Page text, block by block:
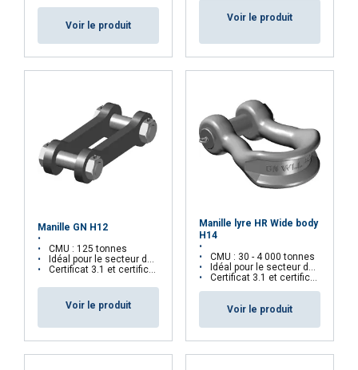
Voir le produit
Voir le produit
Manille GN H12
CMU : 125 tonnes
Idéal pour le secteur de l'Offshore
Certificat 3.1 et certificat d'essai uniquement sur demande
Voir le produit
Manille lyre HR Wide body
H14
CMU : 30 - 4 000 tonnes
Idéal pour le secteur de l'Offshore
Certificat 3.1 et certificat d'essai uniquement sur demande
Voir le produit